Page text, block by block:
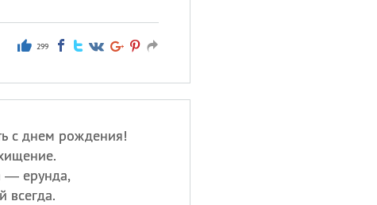
299
с днем рождения!
— ерунда,
всегда.